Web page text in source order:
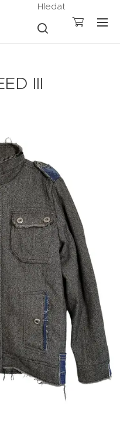
Hledat
III